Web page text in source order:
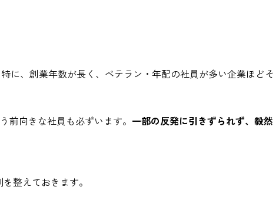
に、創業年数が長く、ベテラン・年配の社員が多い企業ほどそ
前向きな社員も必ずいます。 一部の反発に引きずられず、毅然
整えておきます。